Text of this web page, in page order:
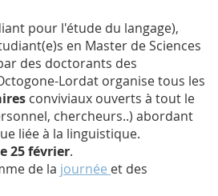
pour l'étude du langage),
en Master de Sciences
des doctorants des
Lordat organise tous les
conviviaux ouverts à tout le
chercheurs..) abordant
liée à la linguistique.
25 février.
de la journée et des